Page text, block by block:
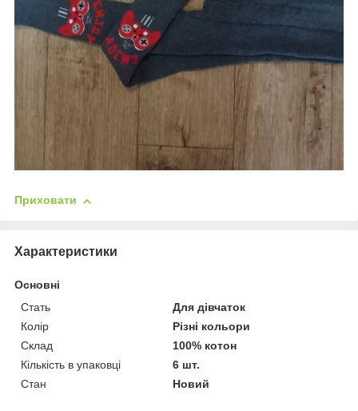
Приховати
Характеристики
Основні
Стать
Для дівчаток
Колір
Різні кольори
Склад
100% котон
Кількість в упаковці
6 шт.
Стан
Новий